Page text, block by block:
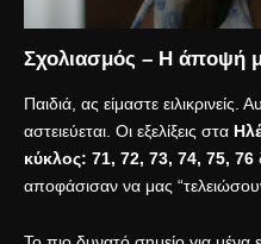
Σχολιασμός – Η άποψή
Παιδιά, ας είμαστε
αστειεύεται. Οι εξελίξεις στα
κύκλος: 71, 72, 73, 74, 75, 76
αποφάσισαν να μας